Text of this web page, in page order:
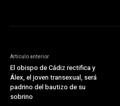
Artículo anterior
El obispo de Cádiz rectifica y
Álex, el joven transexual, será
padrino del bautizo de su
sobrino